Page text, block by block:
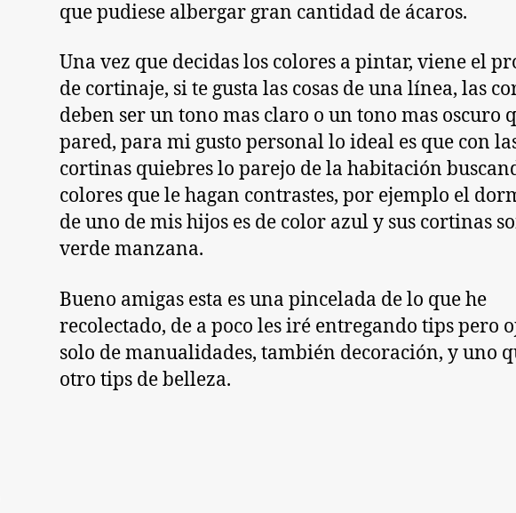
que pudiese albergar gran cantidad de ácaros.
Una vez que decidas los colores a pintar, viene el
de cortinaje, si te gusta las cosas de una línea, las
deben ser un tono mas claro o un tono mas oscuro
pared, para mi gusto personal lo ideal es que con
cortinas quiebres lo parejo de la habitación
colores que le hagan contrastes, por ejemplo el
de uno de mis hijos es de color azul y sus cortinas
verde manzana.
Bueno amigas esta es una pincelada de lo que he
recolectado, de a poco les iré entregando tips pero
solo de manualidades, también decoración, y uno
otro tips de belleza.